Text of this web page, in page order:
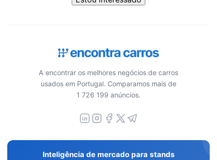
A encontrar os melhores negócios de carros
usados em Portugal. Comparamos mais de
1 726 199 anúncios.
Inteligência de mercado para stands